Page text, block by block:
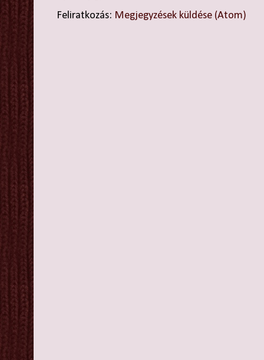
Feliratkozás: Megjegyzések küldése (Atom)